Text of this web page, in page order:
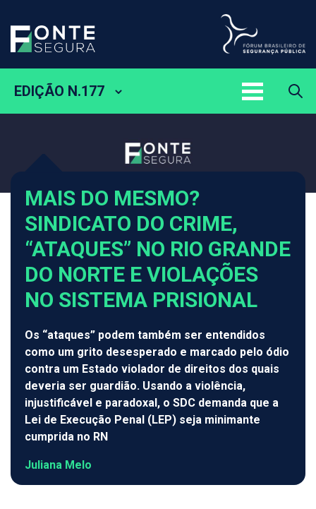
EDIÇÃO N.177
MAIS DO MESMO?
SINDICATO DO CRIME,
“ATAQUES” NO RIO GRANDE
DO NORTE E VIOLAÇÕES
NO SISTEMA PRISIONAL
Os “ataques” podem também ser entendidos
como um grito desesperado e marcado pelo ódio
contra um Estado violador de direitos dos quais
deveria ser guardião. Usando a violência,
injustificável e paradoxal, o SDC demanda que a
Lei de Execução Penal (LEP) seja minimante
cumprida no RN
Juliana Melo